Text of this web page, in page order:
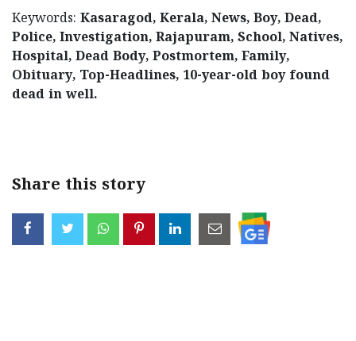
Keywords: Kasaragod, Kerala, News, Boy, Dead,
Police, Investigation, Rajapuram, School, Natives,
Hospital, Dead Body, Postmortem, Family,
Obituary, Top-Headlines, 10-year-old boy found
dead in well.
Share this story